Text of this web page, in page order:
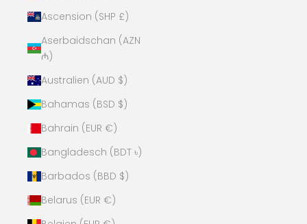
Ascension (SHP £)
Aserbaidschan (AZN
₼)
Australien (AUD $)
Bahamas (BSD $)
Bahrain (EUR €)
Bangladesch (BDT ৳)
Barbados (BBD $)
Belarus (EUR €)